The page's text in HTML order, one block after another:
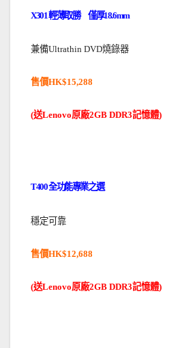
X301輕薄取勝 僅厚18.6mm
兼備Ultrathin DVD燒錄器
售價HK$15,288
(送Lenovo原廠2GB DDR3記憶體)
T400全功能專業之選
穩定可靠
售價HK$12,688
(送Lenovo原廠2GB DDR3記憶體)